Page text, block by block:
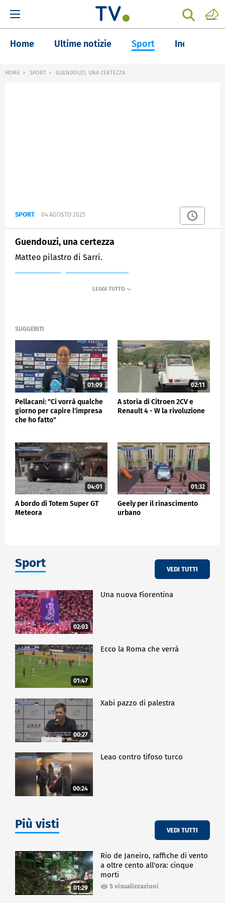
Home Ultime notizie Sport Inchieste
HOME SPORT GUENDOUZI, UNA CERTEZZA
SPORT 04 AGOSTO 2025
Guendouzi, una certezza
Matteo pilastro di Sarri.
SUGGERITI
01:09
Pellacani: "Ci vorrà qualche
giorno per capire l'impresa
che ho fatto"
02:11
A storia di Citroen 2CV e
Renault 4 - W la rivoluzione
04:01
A bordo di Totem Super GT
Meteora
01:32
Geely per il rinascimento
urbano
Sport VEDI TUTTI
02:03
Una nuova Fiorentina
01:47
Ecco la Roma che verrà
00:27
Xabi pazzo di palestra
00:24
Leao contro tifoso turco
Più visti VEDI TUTTI
01:29
Rio de Janeiro, raffiche di vento
a oltre cento all'ora: cinque
morti
5 visualizzazioni